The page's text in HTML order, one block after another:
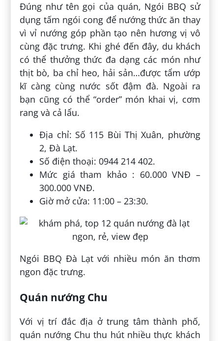
Đúng như tên gọi của quán, Ngói BBQ sử
dụng tấm ngói cong để nướng thức ăn thay
vì vỉ nướng góp phần tạo nên hương vị vô
cùng đặc trưng. Khi ghé đến đây, du khách
có thể thưởng thức đa dạng các món như
thịt bò, ba chỉ heo, hải sản…được tẩm ướp
kĩ càng cùng nước sốt đậm đà. Ngoài ra
bạn cũng có thể “order” món khai vị, cơm
rang và cả lẩu.
Địa chỉ: Số 115 Bùi Thị Xuân, phường
2, Đà Lạt.
Số điện thoại: 0944 214 402.
Mức giá tham khảo : 60.000 VNĐ –
300.000 VNĐ.
Giờ mở cửa: 11:00 – 23:30.
Ngói BBQ Đà Lạt với nhiều món ăn thơm
ngon đặc trưng.
Quán nướng Chu
Với vị trí đắc địa ở trung tâm thành phố,
quán nướng Chu thu hút nhiều thực khách